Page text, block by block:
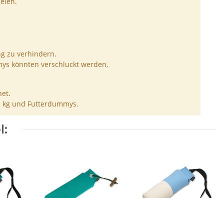
zu verhindern.
könnten verschluckt werden,
kg und Futterdummys.